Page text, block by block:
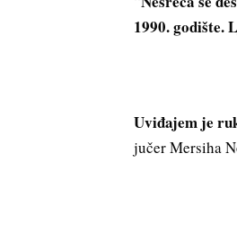
1990. godište.
Uviđajem je
jučer Mersiha